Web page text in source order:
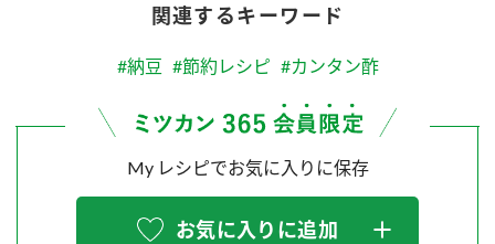
関連するキーワード
#納豆 #節約レシピ #カンタン酢
My レシピでお気に入りに保存
お気に入りに追加